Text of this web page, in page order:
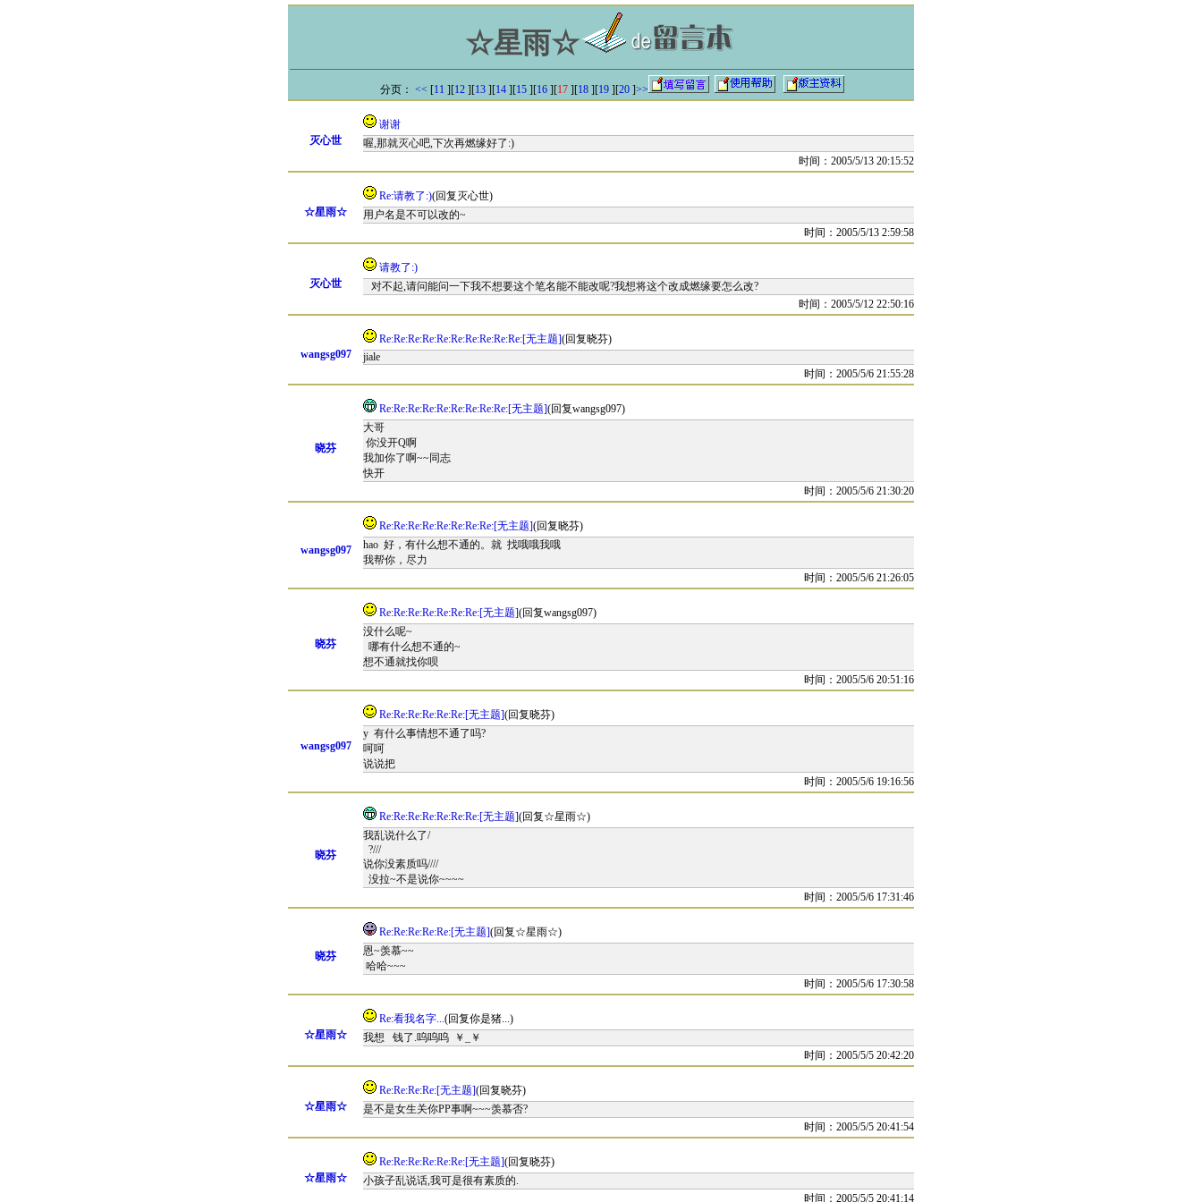
☆星雨☆
分页： << [11 ][12 ][13 ][14 ][15 ][16 ][17 ][18 ][19 ][20 ]>>
灭心世
谢谢
喔,那就灭心吧,下次再燃缘好了:)
时间：2005/5/13 20:15:52
☆星雨☆
Re:请教了:)(回复灭心世)
用户名是不可以改的~
时间：2005/5/13 2:59:58
灭心世
请教了:)
对不起,请问能问一下我不想要这个笔名能不能改呢?我想将这个改成燃缘要怎么改?
时间：2005/5/12 22:50:16
wangsg097
Re:Re:Re:Re:Re:Re:Re:Re:Re:Re:[无主题](回复晓芬)
jiale
时间：2005/5/6 21:55:28
晓芬
Re:Re:Re:Re:Re:Re:Re:Re:Re:[无主题](回复wangsg097)
大哥
你没开Q啊
我加你了啊~~同志
快开
时间：2005/5/6 21:30:20
wangsg097
Re:Re:Re:Re:Re:Re:Re:Re:[无主题](回复晓芬)
hao 好，有什么想不通的。就 找哦哦我哦
我帮你，尽力
时间：2005/5/6 21:26:05
晓芬
Re:Re:Re:Re:Re:Re:Re:[无主题](回复wangsg097)
没什么呢~
哪有什么想不通的~
想不通就找你呗
时间：2005/5/6 20:51:16
wangsg097
Re:Re:Re:Re:Re:Re:[无主题](回复晓芬)
y 有什么事情想不通了吗?
呵呵
说说把
时间：2005/5/6 19:16:56
晓芬
Re:Re:Re:Re:Re:Re:Re:[无主题](回复☆星雨☆)
我乱说什么了/
?///
说你没素质吗////
没拉~不是说你~~~~
时间：2005/5/6 17:31:46
晓芬
Re:Re:Re:Re:Re:[无主题](回复☆星雨☆)
恩~羡慕~~
哈哈~~~
时间：2005/5/6 17:30:58
☆星雨☆
Re:看我名字...(回复你是猪...)
我想 钱了.呜呜呜 ￥_￥
时间：2005/5/5 20:42:20
☆星雨☆
Re:Re:Re:Re:[无主题](回复晓芬)
是不是女生关你PP事啊~~~羡慕否?
时间：2005/5/5 20:41:54
☆星雨☆
Re:Re:Re:Re:Re:Re:[无主题](回复晓芬)
小孩子乱说话,我可是很有素质的.
时间：2005/5/5 20:41:14